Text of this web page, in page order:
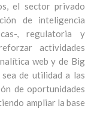
el sector privado
de inteligencia
, regulatoria y
actividades
web y de Big
de utilidad a las
de oportunidades
ampliar la base